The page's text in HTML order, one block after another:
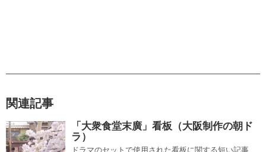
関連記事
「大衆食堂末廣」看板（大阪制作の朝ド
ラ）
ドラマのセットで使用された看板に関する短い記事